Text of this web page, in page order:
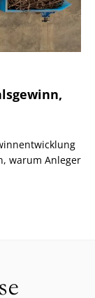
warum Anleger